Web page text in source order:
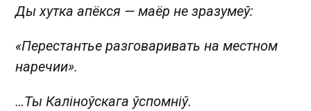
Ды хутка апёкся — маёр не зразумеў:
«Перестантье разговаривать на местном
наречии».
…Ты Каліноўскага ўспомніў.